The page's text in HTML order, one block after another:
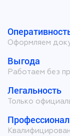
Оформляем
Выгода
Работаем без
Легальность
Только